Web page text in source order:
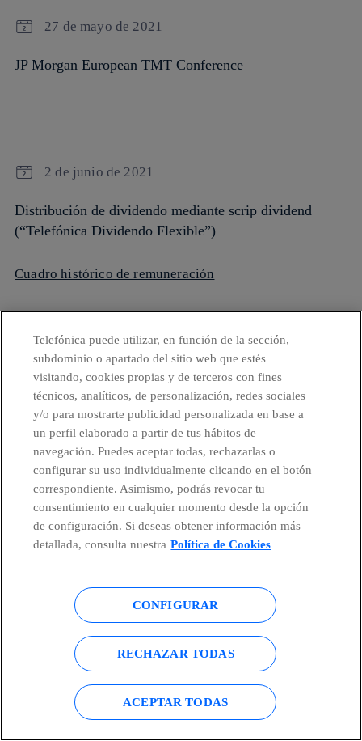
27 de mayo de 2021
JP Morgan European TMT Conference
2 de junio de 2021
Distribución de dividendo mediante scrip dividend
(“Telefónica Dividendo Flexible”)
Cuadro histórico de remuneración
15 y 16 de junio de 2021
BOFA 2021 Global Telecom & Media Conference
22 y 23 de junio de 2021
29 de julio de 2021
Resultados Enero – Junio 2021
Telefónica puede utilizar, en función de la sección,
subdominio o apartado del sitio web que estés
visitando, cookies propias y de terceros con fines
técnicos, analíticos, de personalización, redes sociales
y/o para mostrarte publicidad personalizada en base a
un perfil elaborado a partir de tus hábitos de
navegación. Puedes aceptar todas, rechazarlas o
configurar su uso individualmente clicando en el botón
correspondiente. Asimismo, podrás revocar tu
consentimiento en cualquier momento desde la opción
de configuración. Si deseas obtener información más
detallada, consulta nuestra Política de Cookies
CONFIGURAR
RECHAZAR TODAS
ACEPTAR TODAS